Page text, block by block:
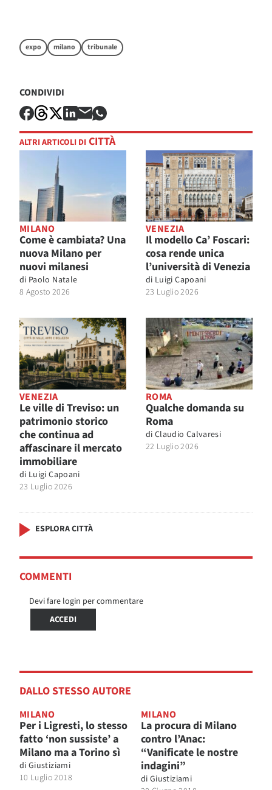
expo milano tribunale
CONDIVIDI
ALTRI ARTICOLI DI CITTÀ
MILANO
Come è cambiata? Una
nuova Milano per
nuovi milanesi
di Paolo Natale
8 Agosto 2026
VENEZIA
Il modello Ca’ Foscari:
cosa rende unica
l’università di Venezia
di Luigi Capoani
23 Luglio 2026
VENEZIA
Le ville di Treviso: un
patrimonio storico
che continua ad
affascinare il mercato
immobiliare
di Luigi Capoani
23 Luglio 2026
ROMA
Qualche domanda su
Roma
di Claudio Calvaresi
22 Luglio 2026
ESPLORA CITTÀ
COMMENTI
Devi fare login per commentare
ACCEDI
DALLO STESSO AUTORE
MILANO
Per i Ligresti, lo stesso
fatto ‘non sussiste’ a
Milano ma a Torino sì
di Giustiziami
10 Luglio 2018
MILANO
La procura di Milano
contro l’Anac:
“Vanificate le nostre
indagini”
di Giustiziami